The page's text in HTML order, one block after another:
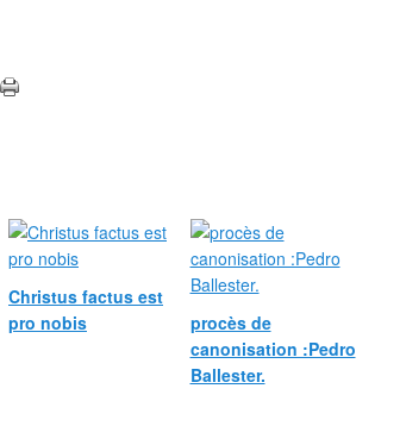
Christus factus est
pro nobis
procès de
canonisation :Pedro
Ballester.